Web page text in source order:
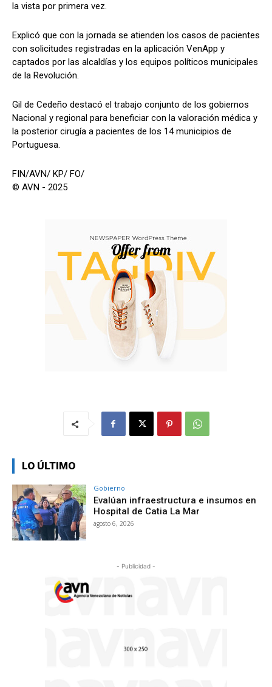
la vista por primera vez.
Explicó que con la jornada se atienden los casos de pacientes
con solicitudes registradas en la aplicación VenApp y
captados por las alcaldías y los equipos políticos municipales
de la Revolución.
Gil de Cedeño destacó el trabajo conjunto de los gobiernos
Nacional y regional para beneficiar con la valoración médica y
la posterior cirugía a pacientes de los 14 municipios de
Portuguesa.
FIN/AVN/ KP/ FO/
© AVN - 2025
LO ÚLTIMO
Gobierno
Evalúan infraestructura e insumos en
Hospital de Catia La Mar
agosto 6, 2026
- Publicidad -